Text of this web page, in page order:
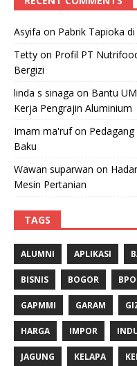
Asyifa on Pabrik Tapioka
Tetty on Profil PT
Bergizi
linda s sinaga on Bantu
Kerja Pengrajin Aluminium
Imam ma'rufon
Baku
Wawan suparwan on
Mesin Pertanian
TAGS
ALUMNI APLIKASI
BISNIS BOGOR
GAPMMI GARAM
HARGA IMPOR
JAGUNG KELAPA